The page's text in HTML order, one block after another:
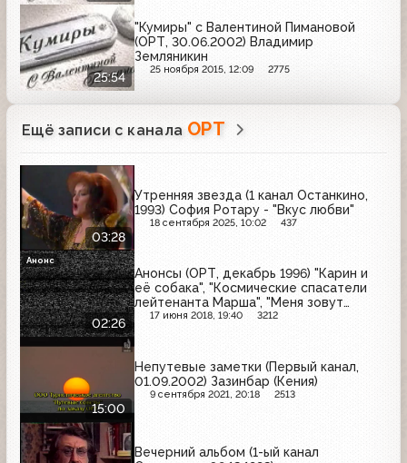
25:54
"Кумиры" с Валентиной Пимановой
(ОРТ, 30.06.2002) Владимир
Земляникин
25 ноября 2015, 12:09 2775
Ещё записи с канала ОРТ
03:28
Утренняя звезда (1 канал Останкино,
1993) София Ротару - "Вкус любви"
18 сентября 2025, 10:02 437
02:26
Анонсы (ОРТ, декабрь 1996) "Карин и
её собака", "Космические спасатели
лейтенанта Марша", "Меня зовут
Коломбо. Убийство рок-звезды",
17 июня 2018, 19:40 3212
Анонс
15:00
Непутевые заметки (Первый канал,
01.09.2002) Зазинбар (Кения)
9 сентября 2021, 20:18 2513
Вечерний альбом (1-ый канал